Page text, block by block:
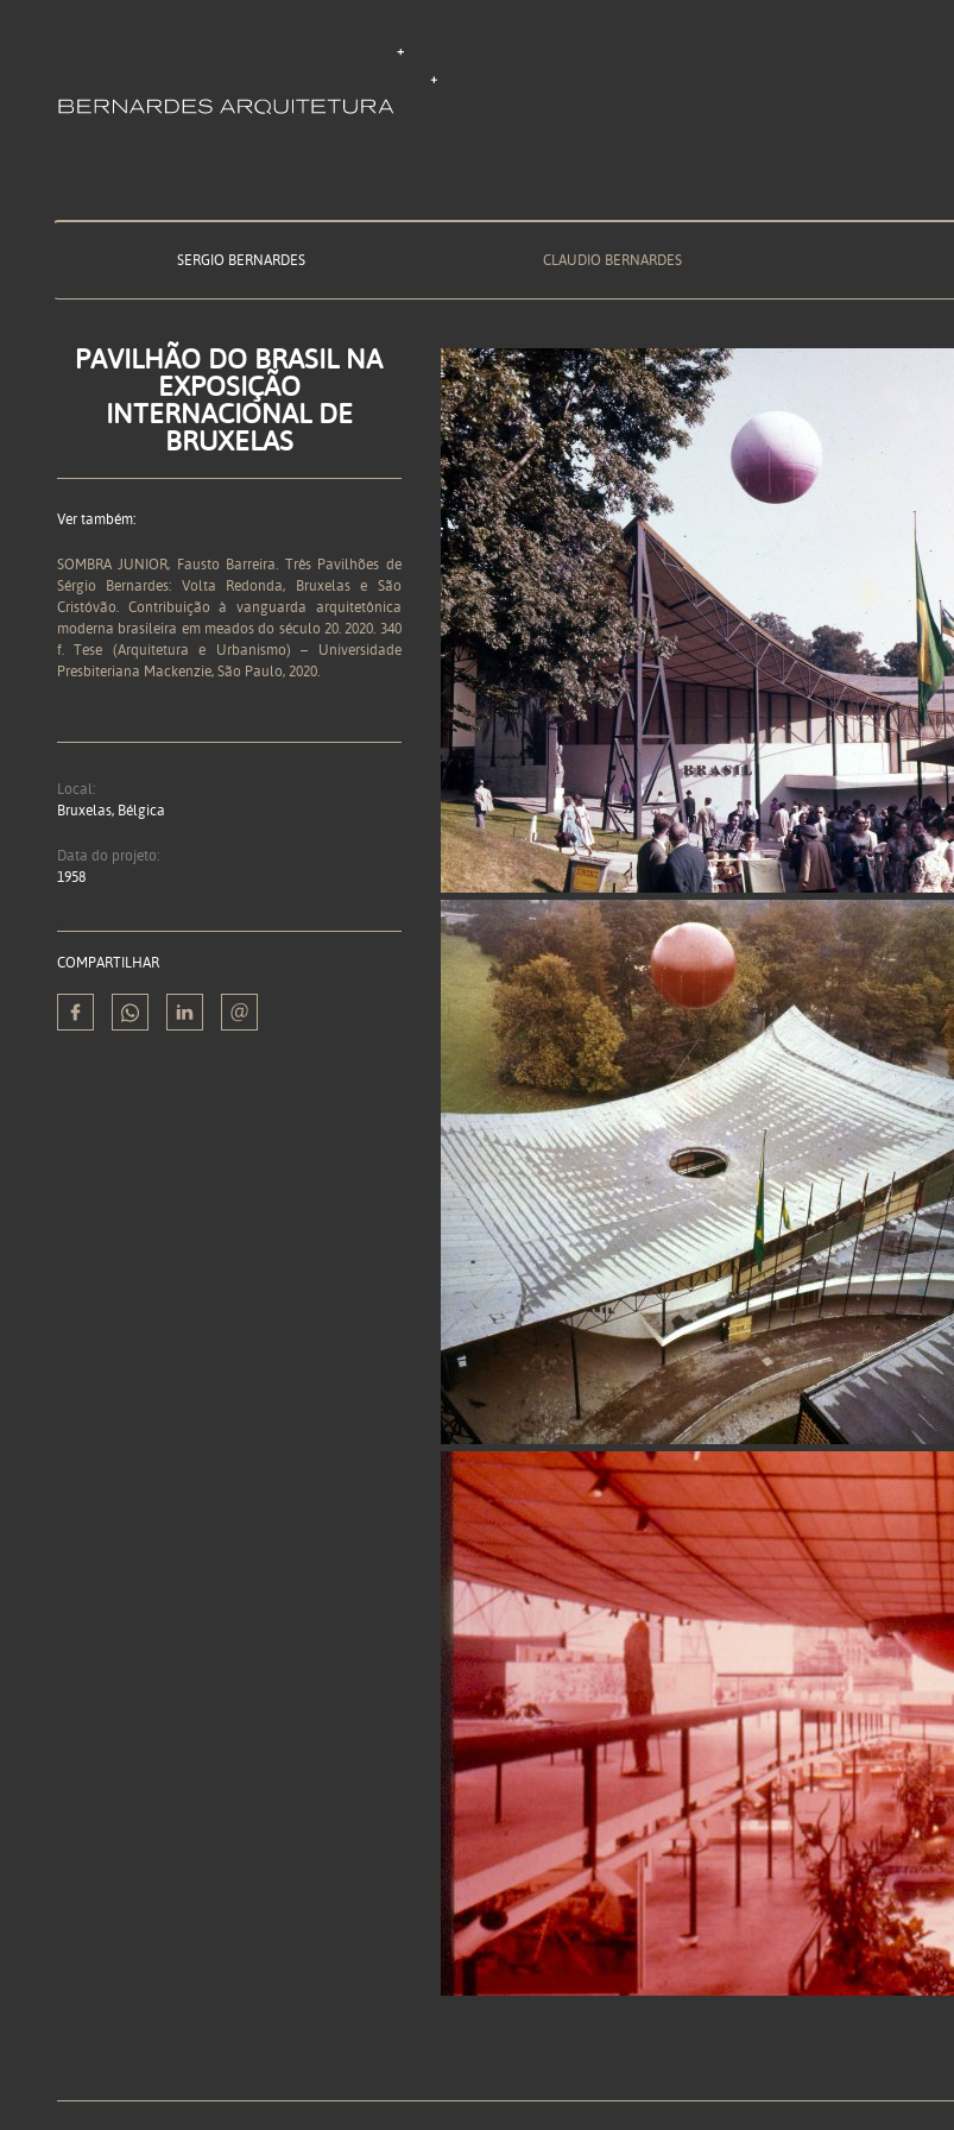
SERGIO BERNARDES CLAUDIO BERNARDES
PAVILHÃO DO BRASIL NA
EXPOSIÇÃO
INTERNACIONAL DE
BRUXELAS
Ver também:
SOMBRA JUNIOR, Fausto Barreira. Três Pavilhões de
Sérgio Bernardes: Volta Redonda, Bruxelas e São
Cristóvão. Contribuição à vanguarda arquitetônica
moderna brasileira em meados do século 20. 2020. 340
f. Tese (Arquitetura e Urbanismo) – Universidade
Presbiteriana Mackenzie, São Paulo, 2020.
Local:
Bruxelas, Bélgica
Data do projeto:
1958
COMPARTILHAR